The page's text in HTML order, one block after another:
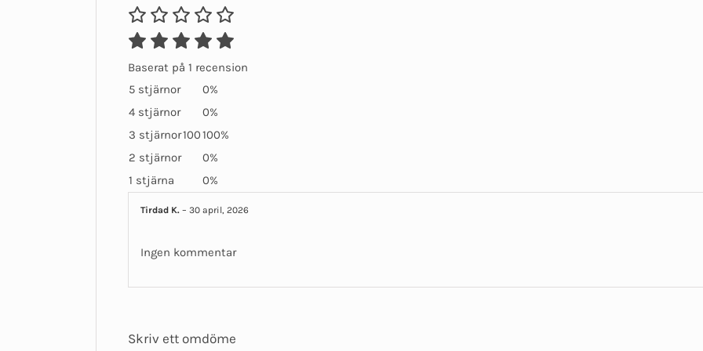
Baserat på 1 recension
5 stjärnor
0%
4 stjärnor
0%
3 stjärnor100100%
2 stjärnor
0%
1 stjärna
0%
Tirdad K. – 30 april, 2026
Ingen kommentar
Skriv ett omdöme